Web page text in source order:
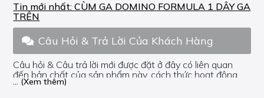
Tin mới nhất:CÙM GA DOMINO FORMULA 1 DÂY GA
TRÊN
Câu Hỏi & Trả Lời Của Khách Hàng
Câu hỏi & Câu trả lời mới được đặt ở đây có liên quan
đến bản chất của sản phẩm này, cách thức hoạt động,
nơi hoạt động, liệu nó có hữu ích không, v.v.
... (Xem thêm)